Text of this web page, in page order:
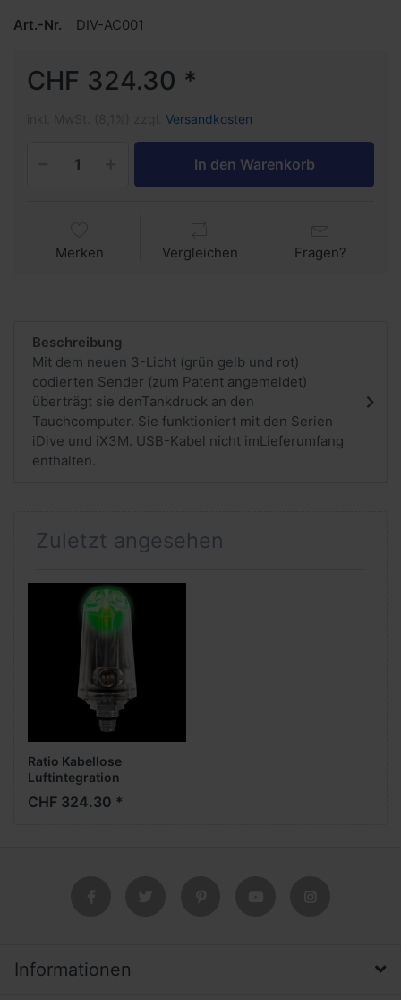
Art.-Nr. DIV-AC001
CHF 324.30 *
Versandkosten
In den Warenkorb
Merken Vergleichen Fragen?
Beschreibung
Mit dem neuen 3-Licht (grün gelb und rot)
codierten Sender (zum Patent angemeldet)
überträgt sie denTankdruck an den
Tauchcomputer. Sie funktioniert mit den Serien
iDive und iX3M. USB-Kabel nicht imLieferumfang
enthalten.
Zuletzt angesehen
Ratio Kabellose
Luftintegration
CHF 324.30 *
Informationen